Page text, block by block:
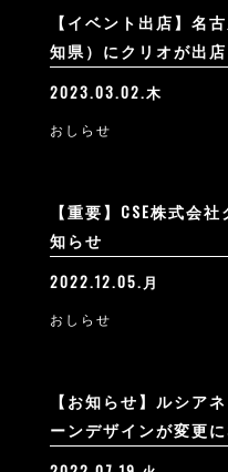
【イベント出店】名
知県）にクリオが出店
2023.03.02.木
おしらせ
【重要】CSE株式会
知らせ
2022.12.05.月
おしらせ
【お知らせ】ルシア
ーンデザインが変更